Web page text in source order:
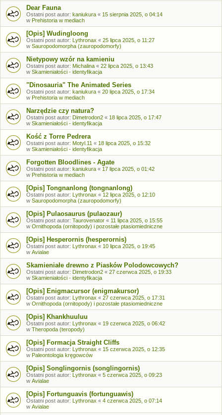
Dear Fauna
Ostatni post autor: kaniukura « 15 sierpnia 2025, o 04:14
w Prehistoria w mediach
[Opis] Wudingloong
Ostatni post autor: Lythronax « 25 lipca 2025, o 11:27
w Sauropodomorpha (zauropodomorfy)
Nietypowy wzór na kamieniu
Ostatni post autor: Michalina « 22 lipca 2025, o 13:43
w Skamieniałości - identyfikacja
"Dinosauria" The Animated Series
Ostatni post autor: kaniukura « 20 lipca 2025, o 17:34
w Prehistoria w mediach
Narzędzie czy natura?
Ostatni post autor: Dimetrodon2 « 18 lipca 2025, o 17:47
w Skamieniałości - identyfikacja
Kość z Torre Pedrera
Ostatni post autor: Motyl.11 « 18 lipca 2025, o 15:32
w Skamieniałości - identyfikacja
Forgotten Bloodlines - Agate
Ostatni post autor: kaniukura « 17 lipca 2025, o 01:42
w Prehistoria w mediach
[Opis] Tongnanlong (tongnanlong)
Ostatni post autor: Lythronax « 12 lipca 2025, o 12:10
w Sauropodomorpha (zauropodomorfy)
[Opis] Pulaosaurus (pulaozaur)
Ostatni post autor: Taurovenator « 11 lipca 2025, o 15:55
w Ornithopoda (ornitopody) i pozostałe ptasiomiedniczne
[Opis] Hesperornis (hesperornis)
Ostatni post autor: Lythronax « 10 lipca 2025, o 19:45
w Avialae
Skamieniałe drewno z Piasków Polodowcowych?
Ostatni post autor: Dimetrodon2 « 27 czerwca 2025, o 19:33
w Skamieniałości - identyfikacja
[Opis] Enigmacursor (enigmakursor)
Ostatni post autor: Lythronax « 27 czerwca 2025, o 17:31
w Ornithopoda (ornitopody) i pozostałe ptasiomiedniczne
[Opis] Khankhuuluu
Ostatni post autor: Lythronax « 19 czerwca 2025, o 06:42
w Theropoda (teropody)
[Opis] Formacja Straight Cliffs
Ostatni post autor: Lythronax « 15 czerwca 2025, o 12:35
w Paleontologia kręgowców
[Opis] Songlingornis (songlingornis)
Ostatni post autor: Lythronax « 5 czerwca 2025, o 09:23
w Avialae
[Opis] Fortunguavis (fortunguawis)
Ostatni post autor: Lythronax « 4 czerwca 2025, o 07:14
w Avialae